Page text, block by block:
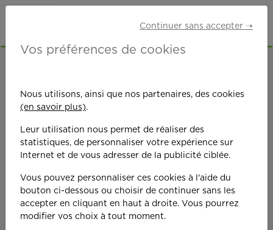
On est toujours plus
performant
Continuer sans accepter ➝
Vos préférences de cookies
Nous utilisons, ainsi que nos partenaires, des cookies
(en savoir plus).
Leur utilisation nous permet de réaliser des
statistiques, de personnaliser votre expérience sur
Internet et de vous adresser de la publicité ciblée.
Vous pouvez personnaliser ces cookies à l'aide du
bouton ci-dessous ou choisir de continuer sans les
accepter en cliquant en haut à droite. Vous pourrez
modifier vos choix à tout moment.